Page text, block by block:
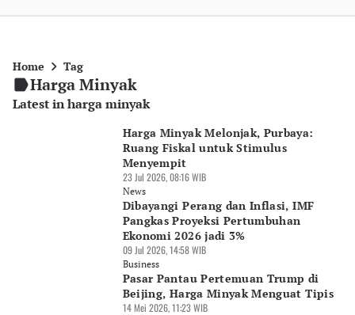
Home Tag
Harga Minyak
Latest in harga minyak
Harga Minyak Melonjak, Purbaya:
Ruang Fiskal untuk Stimulus
Menyempit
23 Jul 2026, 08:16 WIB
News
Dibayangi Perang dan Inflasi, IMF
Pangkas Proyeksi Pertumbuhan
Ekonomi 2026 jadi 3%
09 Jul 2026, 14:58 WIB
Business
Pasar Pantau Pertemuan Trump di
Beijing, Harga Minyak Menguat Tipis
14 Mei 2026, 11:23 WIB